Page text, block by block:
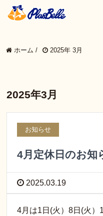
ホーム / 2025年 3月
2025年3月
お知らせ
4月定休日のお知
2025.03.19
4月は1日(火）8日(火）